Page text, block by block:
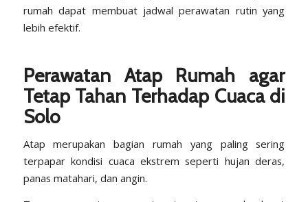
rumah dapat membuat jadwal perawatan rutin yang
lebih efektif.
Perawatan Atap Rumah agar
Tetap Tahan Terhadap Cuaca di
Solo
Atap merupakan bagian rumah yang paling sering
terpapar kondisi cuaca ekstrem seperti hujan deras,
panas matahari, dan angin.